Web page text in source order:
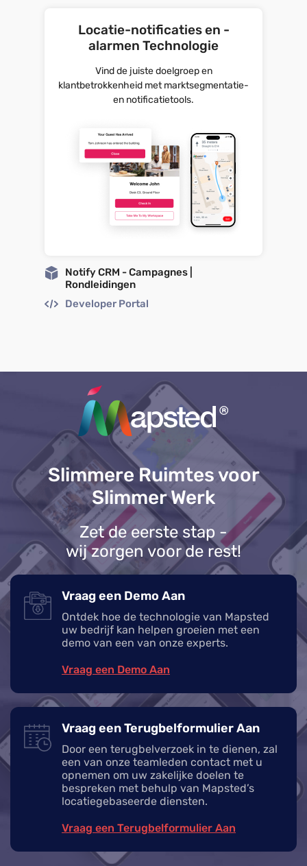
Locatie-notificaties en -
alarmen Technologie
Vind de juiste doelgroep en
klantbetrokkenheid met marktsegmentatie-
en notificatietools.
Notify CRM - Campagnes |
Rondleidingen
Developer Portal
Slimmere Ruimtes voor
Slimmer Werk
Zet de eerste stap -
wij zorgen voor de rest!
Vraag een Demo Aan
Ontdek hoe de technologie van Mapsted
uw bedrijf kan helpen groeien met een
demo van een van onze experts.
Vraag een Demo Aan
Vraag een Terugbelformulier Aan
Door een terugbelverzoek in te dienen, zal
een van onze teamleden contact met u
opnemen om uw zakelijke doelen te
bespreken met behulp van Mapsted’s
locatiegebaseerde diensten.
Vraag een Terugbelformulier Aan